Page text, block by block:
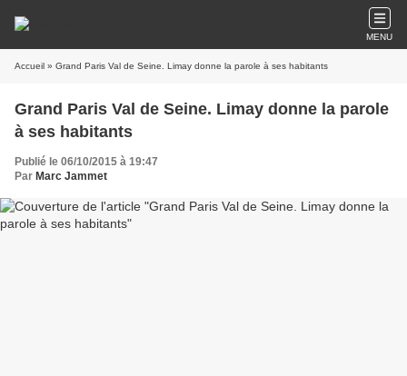
MENU
Accueil » Grand Paris Val de Seine. Limay donne la parole à ses habitants
Grand Paris Val de Seine. Limay donne la parole
à ses habitants
Publié le 06/10/2015 à 19:47
Par Marc Jammet